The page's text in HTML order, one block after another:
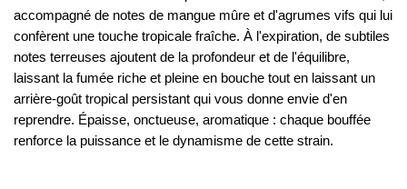
accompagné de notes de mangue mûre et d'agrumes vifs qui lui
confèrent une touche tropicale fraîche. À l'expiration, de subtiles
notes terreuses ajoutent de la profondeur et de l'équilibre,
laissant la fumée riche et pleine en bouche tout en laissant un
arrière-goût tropical persistant qui vous donne envie d'en
reprendre. Épaisse, onctueuse, aromatique : chaque bouffée
renforce la puissance et le dynamisme de cette strain.